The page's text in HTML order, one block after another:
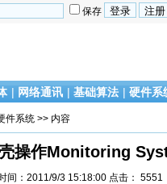
保存
| 网络通讯 | 基础算法 | 硬件系
件系统 >> 内容
操作Monitoring
间：2011/9/3 15:18:00 点击： 5551